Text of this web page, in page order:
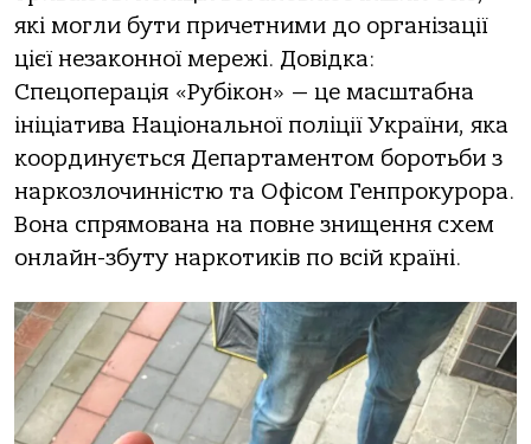
які могли бути причетними до організації
цієї незаконної мережі. Довідка:
Спецоперація «Рубікон» — це масштабна
ініціатива Національної поліції України, яка
координується Департаментом боротьби з
наркозлочинністю та Офісом Генпрокурора.
Вона спрямована на повне знищення схем
онлайн-збуту наркотиків по всій країні.